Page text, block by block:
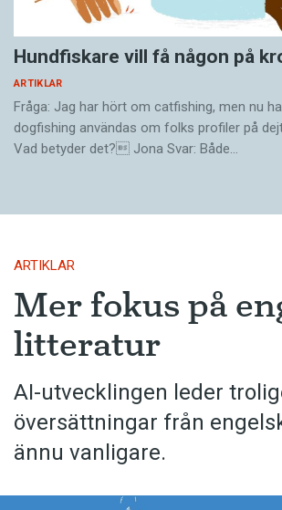
Hundfiskare vill få någon på
ARTIKLAR
Fråga: Jag har hört om catfishing, men nu
dogfishing användas om folks profiler på
Vad betyder det? Jona Svar: Både…
ARTIKLAR
Mer fokus på
litteratur
AI-utvecklingen leder
översättningar från
ännu vanligare.